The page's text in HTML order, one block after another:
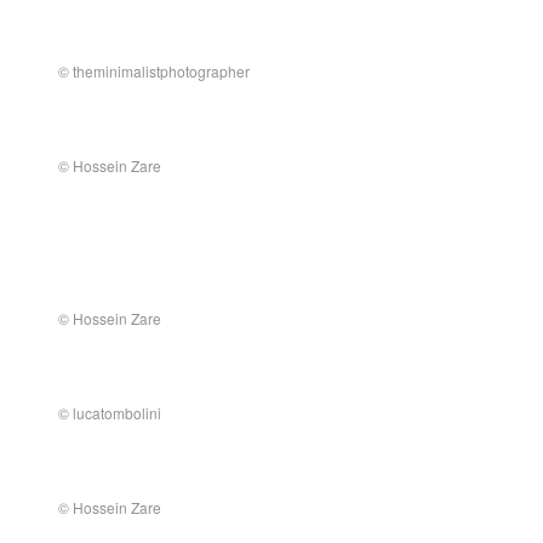
© theminimalistphotographer
© Hossein Zare
© Hossein Zare
© lucatombolini
© Hossein Zare